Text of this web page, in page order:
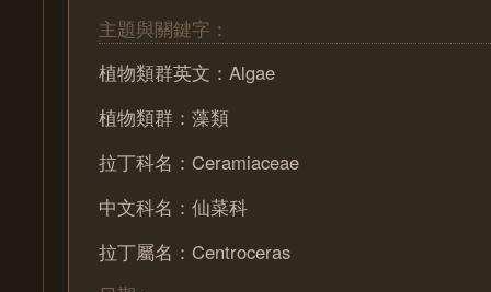
主題與關鍵字：
植物類群英文：Algae
植物類群：藻類
拉丁科名：Ceramiaceae
中文科名：仙菜科
拉丁屬名：Centroceras